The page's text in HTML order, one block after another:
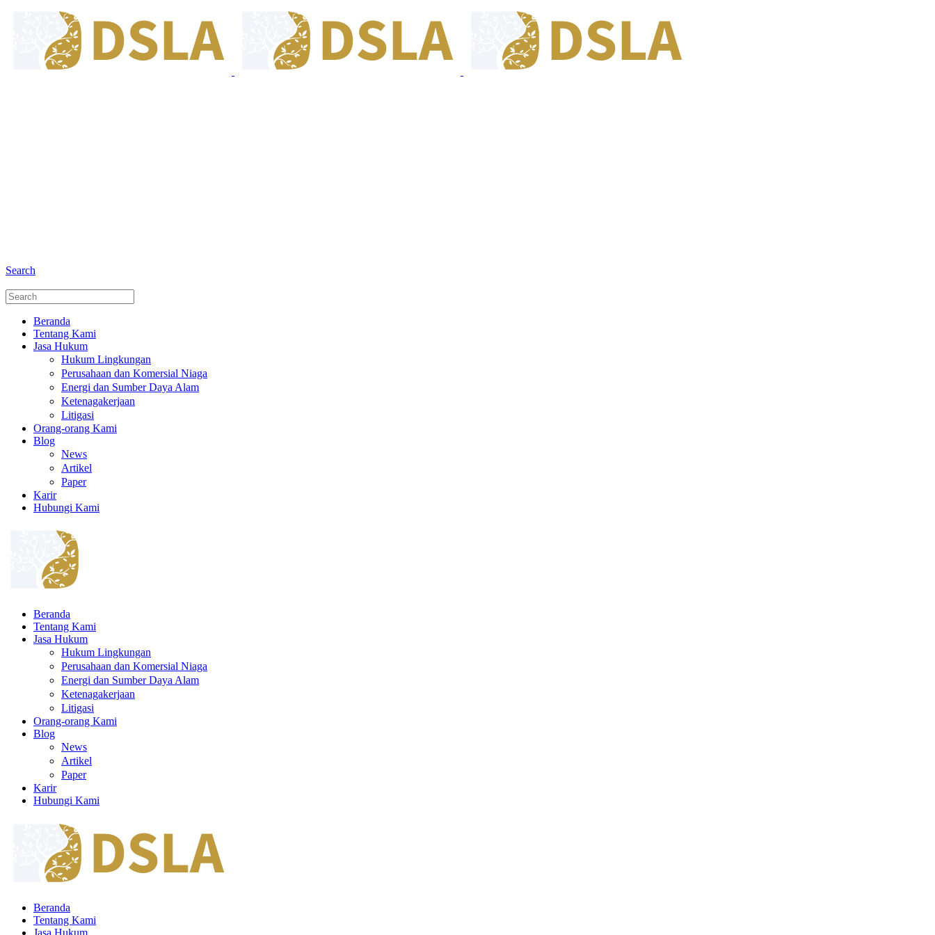
Search
Beranda
Tentang Kami
Jasa Hukum
Hukum Lingkungan
Perusahaan dan Komersial Niaga
Energi dan Sumber Daya Alam
Ketenagakerjaan
Litigasi
Orang-orang Kami
Blog
News
Artikel
Paper
Karir
Hubungi Kami
Beranda
Tentang Kami
Jasa Hukum
Hukum Lingkungan
Perusahaan dan Komersial Niaga
Energi dan Sumber Daya Alam
Ketenagakerjaan
Litigasi
Orang-orang Kami
Blog
News
Artikel
Paper
Karir
Hubungi Kami
Beranda
Tentang Kami
Jasa Hukum